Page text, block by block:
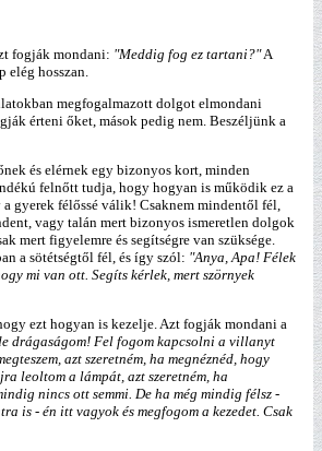
fogják mondani: "Meddig fog ez tartani?"A
elég hosszan.
megfogalmazott dolgot elmondani
érteni őket, mások pedig nem. Beszéljünk a
és elérnek egy bizonyos kort, minden
felnőtt tudja, hogy hogyan is működik ez a
gyerek félőssé válik! Csaknem mindentől fél,
vagy talán mert bizonyos ismeretlen dolgok
mert figyelemre és segítségre van szüksége.
a sötétségtől fél, és így szól: "Anya, Apa! Félek
mi van ott. Segíts kérlek, mert szörnyek
ezt hogyan is kezelje. Azt fogják mondani a
drágaságom! Fel fogom kapcsolni a villanyt
azt szeretném, ha megnéznéd, hogy
leoltom a lámpát, azt szeretném, ha
nincs ott semmi. De ha még mindig félsz -
is - én itt vagyok és megfogom a kezedet. Csak